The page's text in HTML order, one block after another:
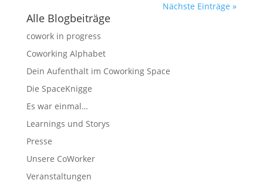
Nächste Einträge »
Alle Blogbeiträge
cowork in progress
Coworking Alphabet
Dein Aufenthalt im Coworking Space
Die SpaceKnigge
Es war einmal…
Learnings und Storys
Presse
Unsere CoWorker
Veranstaltungen